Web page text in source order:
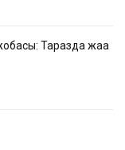
Таразда жаңа